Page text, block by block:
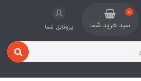
0
سبد خرید شما پروفایل شما